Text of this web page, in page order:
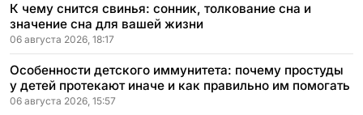
К чему снится свинья: сонник, толкование сна и
значение сна для вашей жизни
06 августа 2026, 18:17
Особенности детского иммунитета: почему простуды
у детей протекают иначе и как правильно им помогать
06 августа 2026, 15:57